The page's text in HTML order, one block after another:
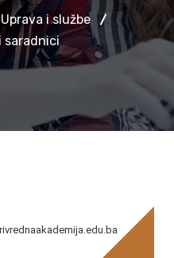
Uprava i službe
saradnici